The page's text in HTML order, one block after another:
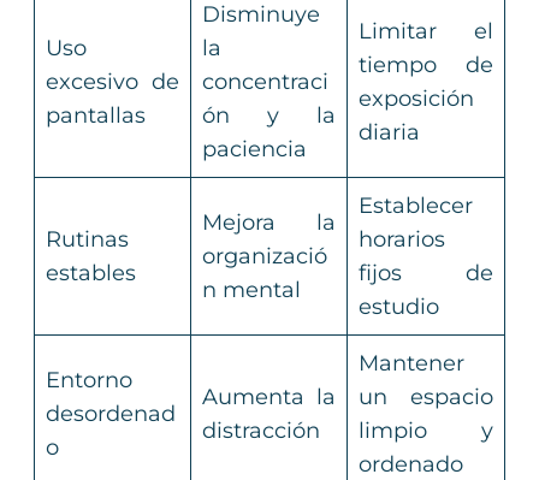
Uso
excesivo de
pantallas
Disminuye
la
concentraci
ón y la
paciencia
Limitar el
tiempo de
exposición
diaria
Rutinas
estables
Mejora la
organizació
n mental
Establecer
horarios
fijos de
estudio
Entorno
desordenad
o
Aumenta la
distracción
Mantener
un espacio
limpio y
ordenado